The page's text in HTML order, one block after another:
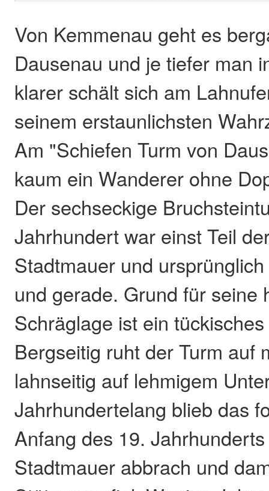
Von Kemmenau geht es
Dausenau und je tiefer man
klarer schält sich am
seinem erstaunlichsten
Am "Schiefen Turm von
kaum ein Wanderer ohne
Der sechseckige
Jahrhundert war einst Teil
Stadtmauer und
und gerade. Grund für seine
Schräglage ist ein
Bergseitig ruht der Turm auf
lahnseitig auf lehmigem
Jahrhundertelang blieb das
Anfang des 19.
Stadtmauer abbrach und